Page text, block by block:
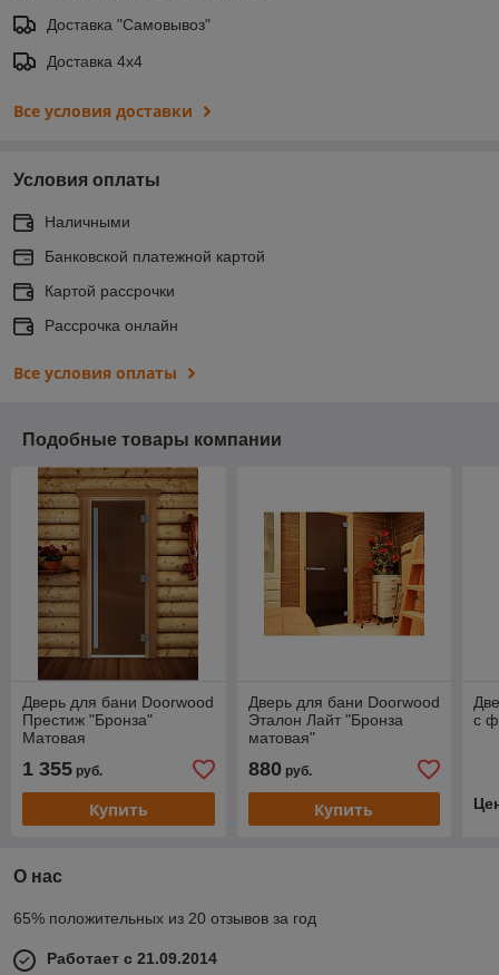
Доставка "Самовывоз"
Доставка 4х4
Все условия доставки
Условия оплаты
Наличными
Банковской платежной картой
Картой рассрочки
Рассрочка онлайн
Все условия оплаты
Подобные товары компании
Дверь для бани Doorwood
Престиж "Бронза"
Матовая
1 355 руб.
Купить
Дверь для бани Doorwood
Эталон Лайт "Бронза
матовая"
880руб.
Купить
с
О нас
65% положительных из 20 отзывов за год
Работает с 21.09.2014